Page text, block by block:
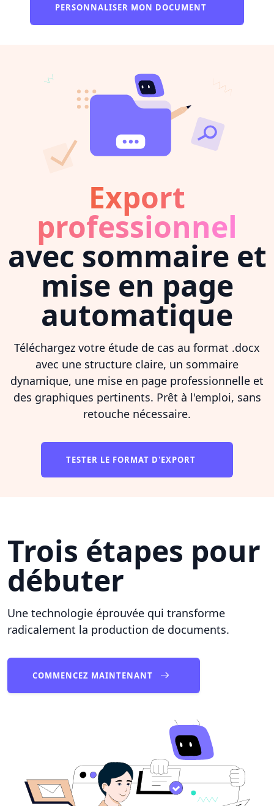
PERSONNALISER MON DOCUMENT
Export
professionnel
avec sommaire et
mise en page
automatique
Téléchargez votre étude de cas au format .docx
avec une structure claire, un sommaire
dynamique, une mise en page professionnelle et
des graphiques pertinents. Prêt à l'emploi, sans
retouche nécessaire.
TESTER LE FORMAT D'EXPORT
Trois étapes pour
débuter
Une technologie éprouvée qui transforme
radicalement la production de documents.
COMMENCEZ MAINTENANT